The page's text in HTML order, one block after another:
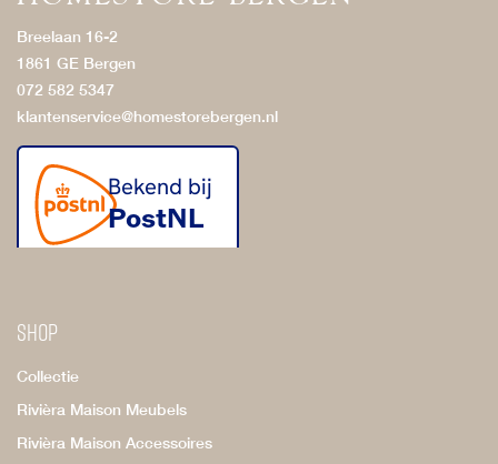
Breelaan 16-2
1861 GE Bergen
072 582 5347
klantenservice@homestorebergen.nl
Shop
Collectie
Rivièra Maison Meubels
Rivièra Maison Accessoires